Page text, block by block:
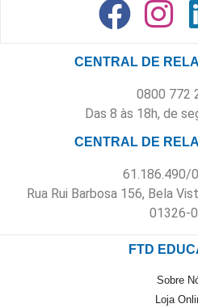
CENTRAL DE
0800 772
Das 8 às 18h, de
CENTRAL DE
61.186.490/
Rua Rui Barbosa 156, Bela
01326-
FTD
Sobre
Loja